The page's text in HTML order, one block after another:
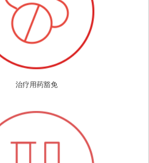
治疗用药豁免